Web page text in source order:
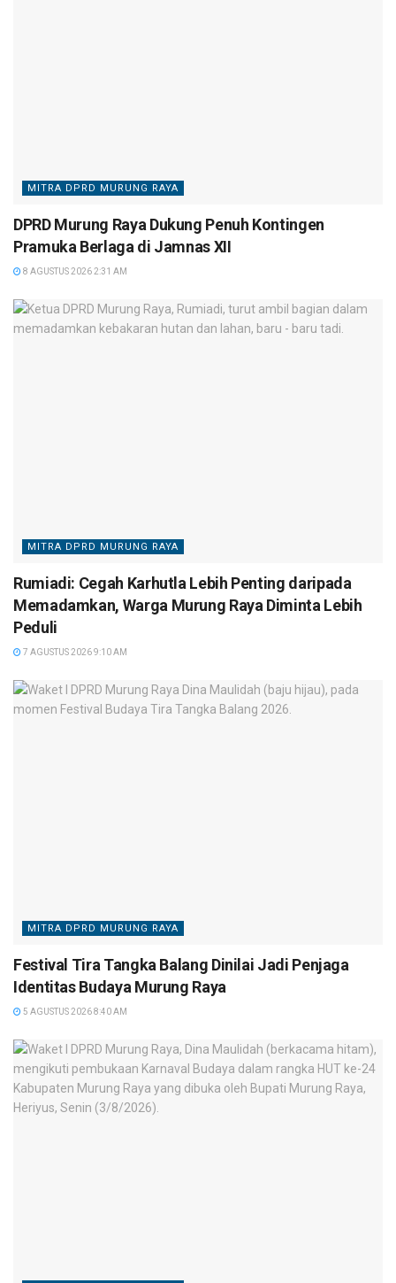
MITRA DPRD MURUNG RAYA
DPRD Murung Raya Dukung Penuh Kontingen
Pramuka Berlaga di Jamnas XII
8 AGUSTUS 2026 2:31 AM
MITRA DPRD MURUNG RAYA
Rumiadi: Cegah Karhutla Lebih Penting daripada
Memadamkan, Warga Murung Raya Diminta Lebih
Peduli
7 AGUSTUS 2026 9:10 AM
MITRA DPRD MURUNG RAYA
Festival Tira Tangka Balang Dinilai Jadi Penjaga
Identitas Budaya Murung Raya
5 AGUSTUS 2026 8:40 AM